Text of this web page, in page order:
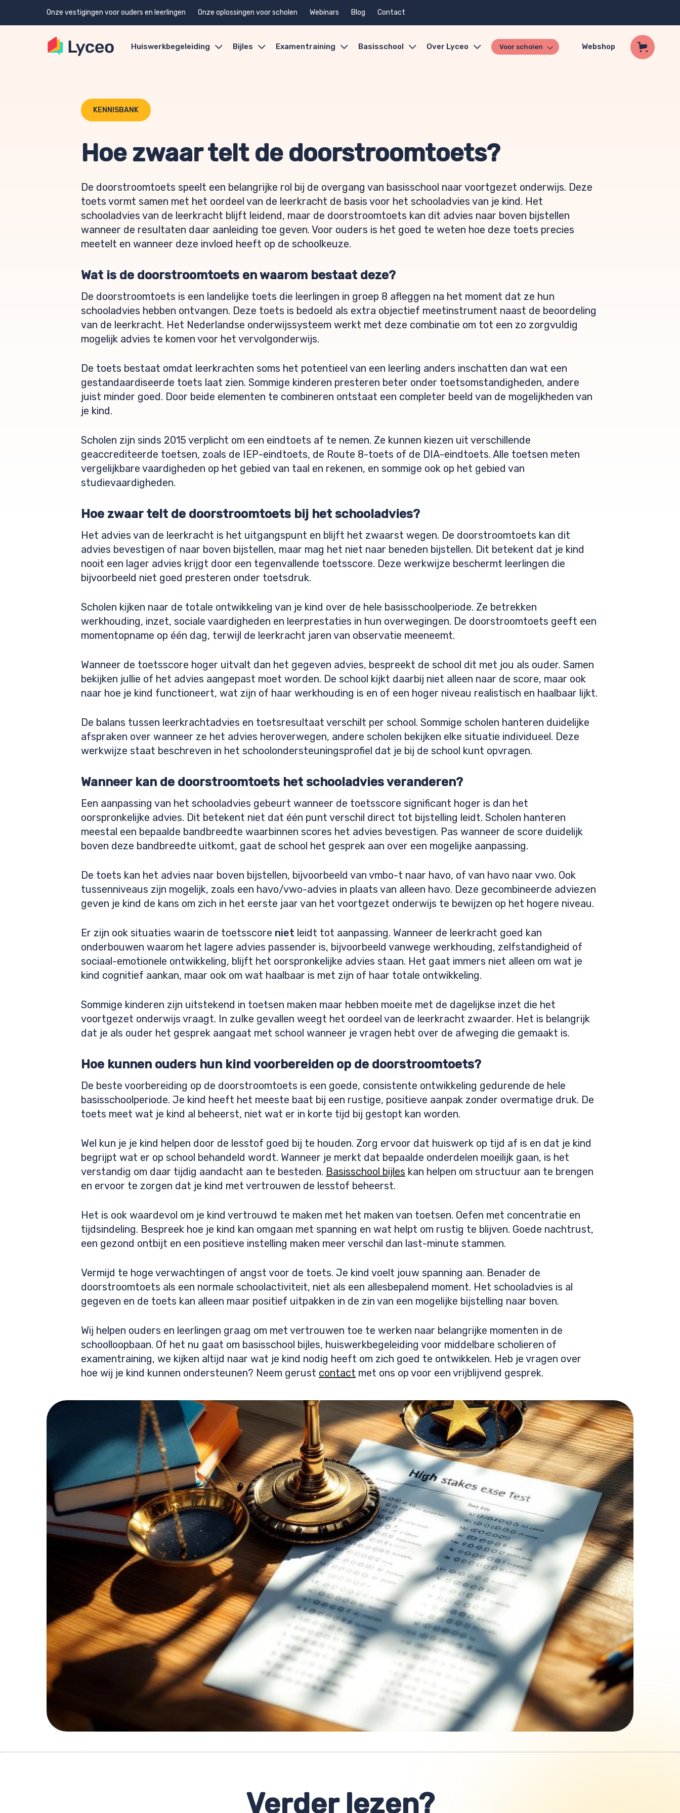
Onze vestigingen voor ouders en leerlingen Onze oplossingen voor scholen Webinars Blog Contact
Huiswerkbegeleiding Bijles Examentraining Basisschool Over Lyceo Voor scholen Webshop
KENNISBANK
Hoe zwaar telt de doorstroomtoets?
De doorstroomtoets speelt een belangrijke rol bij de overgang van basisschool naar voortgezet onderwijs. Deze
toets vormt samen met het oordeel van de leerkracht de basis voor het schooladvies van je kind. Het
schooladvies van de leerkracht blijft leidend, maar de doorstroomtoets kan dit advies naar boven bijstellen
wanneer de resultaten daar aanleiding toe geven. Voor ouders is het goed te weten hoe deze toets precies
meetelt en wanneer deze invloed heeft op de schoolkeuze.
Wat is de doorstroomtoets en waarom bestaat deze?
De doorstroomtoets is een landelijke toets die leerlingen in groep 8 afleggen na het moment dat ze hun
schooladvies hebben ontvangen. Deze toets is bedoeld als extra objectief meetinstrument naast de beoordeling
van de leerkracht. Het Nederlandse onderwijssysteem werkt met deze combinatie om tot een zo zorgvuldig
mogelijk advies te komen voor het vervolgonderwijs.
De toets bestaat omdat leerkrachten soms het potentieel van een leerling anders inschatten dan wat een
gestandaardiseerde toets laat zien. Sommige kinderen presteren beter onder toetsomstandigheden, andere
juist minder goed. Door beide elementen te combineren ontstaat een completer beeld van de mogelijkheden van
je kind.
Scholen zijn sinds 2015 verplicht om een eindtoets af te nemen. Ze kunnen kiezen uit verschillende
geaccrediteerde toetsen, zoals de IEP-eindtoets, de Route 8-toets of de DIA-eindtoets. Alle toetsen meten
vergelijkbare vaardigheden op het gebied van taal en rekenen, en sommige ook op het gebied van
studievaardigheden.
Hoe zwaar telt de doorstroomtoets bij het schooladvies?
Het advies van de leerkracht is het uitgangspunt en blijft het zwaarst wegen. De doorstroomtoets kan dit
advies bevestigen of naar boven bijstellen, maar mag het niet naar beneden bijstellen. Dit betekent dat je kind
nooit een lager advies krijgt door een tegenvallende toetsscore. Deze werkwijze beschermt leerlingen die
bijvoorbeeld niet goed presteren onder toetsdruk.
Scholen kijken naar de totale ontwikkeling van je kind over de hele basisschoolperiode. Ze betrekken
werkhouding, inzet, sociale vaardigheden en leerprestaties in hun overwegingen. De doorstroomtoets geeft een
momentopname op één dag, terwijl de leerkracht jaren van observatie meeneemt.
Wanneer de toetsscore hoger uitvalt dan het gegeven advies, bespreekt de school dit met jou als ouder. Samen
bekijken jullie of het advies aangepast moet worden. De school kijkt daarbij niet alleen naar de score, maar ook
naar hoe je kind functioneert, wat zijn of haar werkhouding is en of een hoger niveau realistisch en haalbaar lijkt.
De balans tussen leerkrachtadvies en toetsresultaat verschilt per school. Sommige scholen hanteren duidelijke
afspraken over wanneer ze het advies heroverwegen, andere scholen bekijken elke situatie individueel. Deze
werkwijze staat beschreven in het schoolondersteuningsprofiel dat je bij de school kunt opvragen.
Wanneer kan de doorstroomtoets het schooladvies veranderen?
Een aanpassing van het schooladvies gebeurt wanneer de toetsscore significant hoger is dan het
oorspronkelijke advies. Dit betekent niet dat één punt verschil direct tot bijstelling leidt. Scholen hanteren
meestal een bepaalde bandbreedte waarbinnen scores het advies bevestigen. Pas wanneer de score duidelijk
boven deze bandbreedte uitkomt, gaat de school het gesprek aan over een mogelijke aanpassing.
De toets kan het advies naar boven bijstellen, bijvoorbeeld van vmbo-t naar havo, of van havo naar vwo. Ook
tussenniveaus zijn mogelijk, zoals een havo/vwo-advies in plaats van alleen havo. Deze gecombineerde adviezen
geven je kind de kans om zich in het eerste jaar van het voortgezet onderwijs te bewijzen op het hogere niveau.
Er zijn ook situaties waarin de toetsscore niet leidt tot aanpassing. Wanneer de leerkracht goed kan
onderbouwen waarom het lagere advies passender is, bijvoorbeeld vanwege werkhouding, zelfstandigheid of
sociaal-emotionele ontwikkeling, blijft het oorspronkelijke advies staan. Het gaat immers niet alleen om wat je
kind cognitief aankan, maar ook om wat haalbaar is met zijn of haar totale ontwikkeling.
Sommige kinderen zijn uitstekend in toetsen maken maar hebben moeite met de dagelijkse inzet die het
voortgezet onderwijs vraagt. In zulke gevallen weegt het oordeel van de leerkracht zwaarder. Het is belangrijk
dat je als ouder het gesprek aangaat met school wanneer je vragen hebt over de afweging die gemaakt is.
Hoe kunnen ouders hun kind voorbereiden op de doorstroomtoets?
De beste voorbereiding op de doorstroomtoets is een goede, consistente ontwikkeling gedurende de hele
basisschoolperiode. Je kind heeft het meeste baat bij een rustige, positieve aanpak zonder overmatige druk. De
toets meet wat je kind al beheerst, niet wat er in korte tijd bij gestopt kan worden.
Wel kun je je kind helpen door de lesstof goed bij te houden. Zorg ervoor dat huiswerk op tijd af is en dat je kind
begrijpt wat er op school behandeld wordt. Wanneer je merkt dat bepaalde onderdelen moeilijk gaan, is het
verstandig om daar tijdig aandacht aan te besteden. Basisschool bijles kan helpen om structuur aan te brengen
en ervoor te zorgen dat je kind met vertrouwen de lesstof beheerst.
Het is ook waardevol om je kind vertrouwd te maken met het maken van toetsen. Oefen met concentratie en
tijdsindeling. Bespreek hoe je kind kan omgaan met spanning en wat helpt om rustig te blijven. Goede nachtrust,
een gezond ontbijt en een positieve instelling maken meer verschil dan last-minute stammen.
Vermijd te hoge verwachtingen of angst voor de toets. Je kind voelt jouw spanning aan. Benader de
doorstroomtoets als een normale schoolactiviteit, niet als een allesbepalend moment. Het schooladvies is al
gegeven en de toets kan alleen maar positief uitpakken in de zin van een mogelijke bijstelling naar boven.
Wij helpen ouders en leerlingen graag om met vertrouwen toe te werken naar belangrijke momenten in de
schoolloopbaan. Of het nu gaat om basisschool bijles, huiswerkbegeleiding voor middelbare scholieren of
examentraining, we kijken altijd naar wat je kind nodig heeft om zich goed te ontwikkelen. Heb je vragen over
hoe wij je kind kunnen ondersteunen? Neem gerust contact met ons op voor een vrijblijvend gesprek.
Verder lezen?